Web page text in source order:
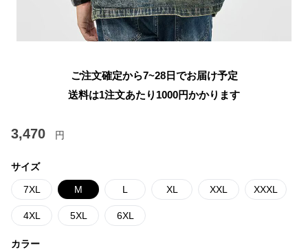
ご注文確定から7~28日でお届け予定
送料は1注文あたり 1000円かかります
3,470 円
サイズ
7XL M L XL XXL XXXL
4XL 5XL 6XL
カラー